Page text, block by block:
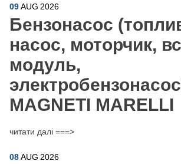
09AUG 2026
Бензонасос
насос, моторчик,
модуль,
MAGNETI MARELLI
читати далі ===>
08AUG 2026